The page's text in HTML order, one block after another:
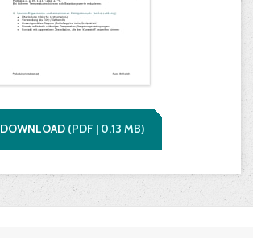
DOWNLOAD (PDF | 0,13 MB)